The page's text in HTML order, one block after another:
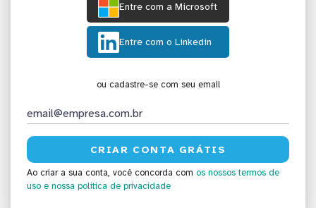
Entre com a Microsoft
Entre com o Linkedin
ou cadastre-se com seu email
Ao criar a sua conta, você concorda com os nossos termos de
uso e nossa política de privacidade